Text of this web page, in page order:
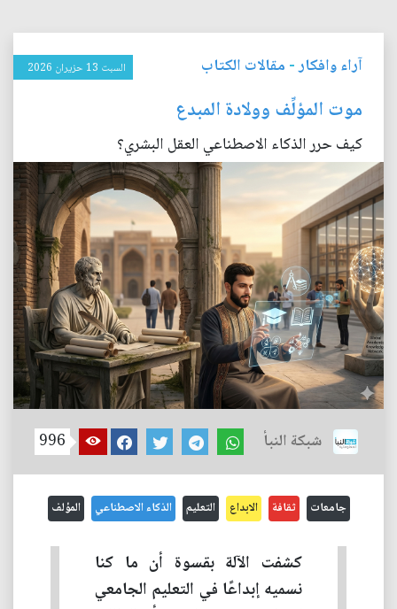
آراء وافكار- مقالات الكتاب السبت 13 حزيران 2026
موت المؤلِّف وولادة المبدع
كيف حرر الذكاء الاصطناعي العقل البشري؟
شبكة النبأ 996
جامعات ثقافة الابداع التعليم الذكاء الاصطناعي المؤلف
كشفت الآلة بقسوة أن ما كنا
نسميه إبداعًا في التعليم الجامعي